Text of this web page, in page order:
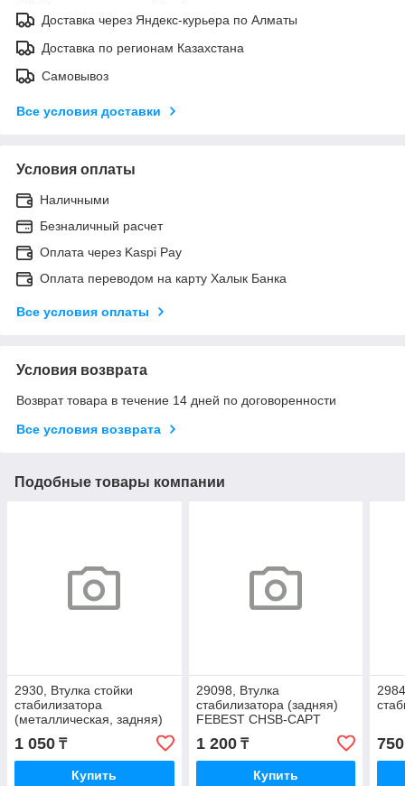
Доставка через Яндекс-курьера по Алматы
Доставка по регионам Казахстана
Самовывоз
Все условия доставки
Условия оплаты
Наличными
Безналичный расчет
Оплата через Kaspi Pay
Оплата переводом на карту Халык Банка
Все условия оплаты
Условия возврата
Возврат товара в течение 14 дней по договоренности
Все условия возврата
Подобные товары компании
2930, Втулка стойки
стабилизатора
(металлическая, задняя)
1 050 ₸
Купить
29098, Втулка
стабилизатора (задняя)
FEBEST CHSB-CAPT
1 200₸
Купить
750